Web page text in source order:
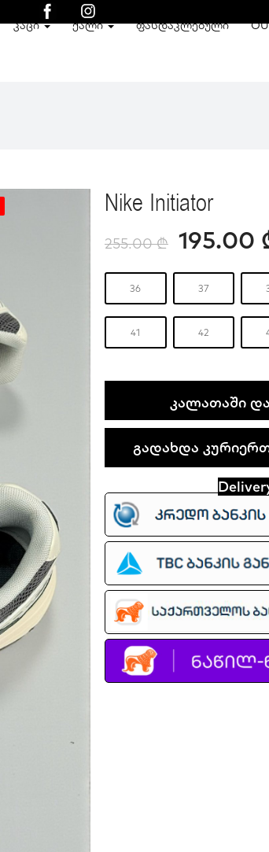
ᲙᲐᲪᲘ ᲥᲐᲚᲘ ᲤᲐᲡᲓᲐᲙᲚᲔᲑᲣᲚᲘ
Nike Initiator
255.00₾ 195.00
36 37
41 42
quantity
ᲙᲐᲚᲐᲗᲐᲨᲘ
გადახდა